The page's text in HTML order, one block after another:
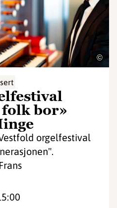
©
bor»
orgelfestival